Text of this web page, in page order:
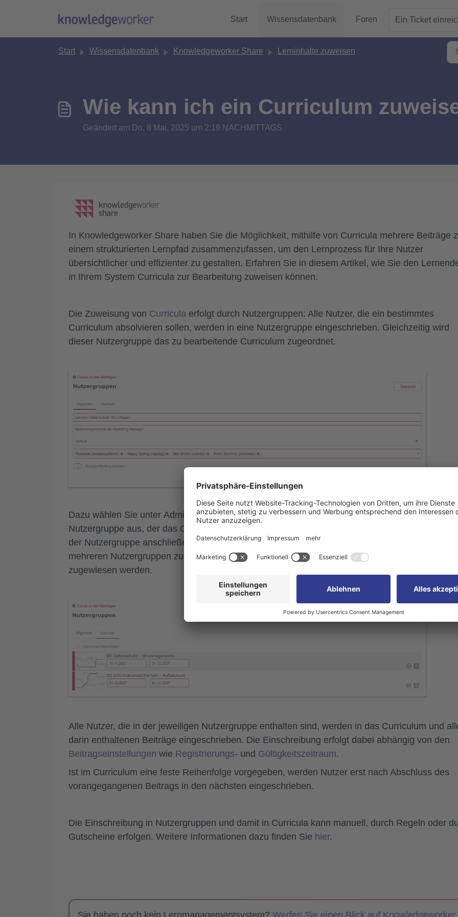
Start
Wissensdatenbank Foren Ein Ticket
Start Wissensdatenbank Knowledgeworker Share Lerninhalte zuweisen
Wie kann ich ein Curriculum
Geändert am Do, 8 Mai, 2025 um 2:19 NACHMITTAGS
In Knowledgeworker Share haben Sie die Möglichkeit, mithilfe von Curricula mehrere Beiträge
einem strukturierten Lernpfad zusammenzufassen, um den Lernprozess für Ihre Nutzer
übersichtlicher und effizienter zu gestalten. Erfahren Sie in diesem Artikel, wie Sie den
in Ihrem System Curricula zur Bearbeitung zuweisen können.
Die Zuweisung von Curricula erfolgt durch Nutzergruppen: Alle Nutzer, die ein bestimmtes
Curriculum absolvieren sollen, werden in eine Nutzergruppe eingeschrieben. Gleichzeitig wird
dieser Nutzergruppe das zu bearbeitende Curriculum zugeordnet.
Dazu wählen Sie unter Administration>Nutzergruppen>Nutzergruppebearbeitendie
Nutzergruppe aus, der das Curriculum zugewiesen werden soll. Im Reiter
der Nutzergruppe anschließend die gewünschten Curricula zu. Ein Curriculum kann gleichzeitig
mehreren Nutzergruppen zugeordnet werden und einer Nutzergruppe können mehrere
zugewiesen werden.
Alle Nutzer, die in der jeweiligen Nutzergruppe enthalten sind, werden in das Curriculum und
darin enthaltenen Beiträge eingeschrieben. Die Einschreibung erfolgt dabei abhängig von den
Beitragseinstellungen wie Registrierungs- und Gültigkeitszeitraum.
Ist im Curriculum eine feste Reihenfolge vorgegeben, werden Nutzer erst nach Abschluss des
vorangegangenen Beitrags in den nächsten eingeschrieben.
Die Einschreibung in Nutzergruppen und damit in Curricula kann manuell, durch Regeln oder
Gutscheine erfolgen. Weitere Informationen dazu finden Sie hier.
Sie haben noch kein Lernmanagementsystem? Werfen Sie einen Blick auf Knowledgeworker